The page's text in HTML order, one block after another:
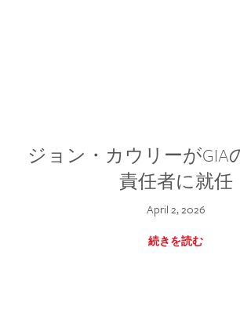
ジョン・カウリーがGIA
責任者に就任
April 2, 2026
続きを読む